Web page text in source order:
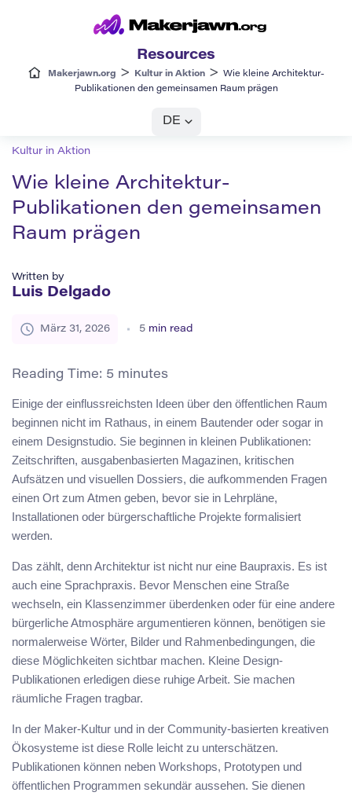
Resources
Makerjawn.org > Kultur in Aktion>
Wie kleine Architektur-
Publikationen den gemeinsamen Raum prägen
DE
Kultur in Aktion
Wie kleine Architektur-
Publikationen den gemeinsamen
Raum prägen
Written by
Luis Delgado
März 31, 2026 5 min read
Reading Time: 5 minutes
Einige der einflussreichsten Ideen über den öffentlichen Raum
beginnen nicht im Rathaus, in einem Bautender oder sogar in
einem Designstudio. Sie beginnen in kleinen Publikationen:
Zeitschriften, ausgabenbasierten Magazinen, kritischen
Aufsätzen und visuellen Dossiers, die aufkommenden Fragen
einen Ort zum Atmen geben, bevor sie in Lehrpläne,
Installationen oder bürgerschaftliche Projekte formalisiert
werden.
Das zählt, denn Architektur ist nicht nur eine Baupraxis. Es ist
auch eine Sprachpraxis. Bevor Menschen eine Straße
wechseln, ein Klassenzimmer überdenken oder für eine andere
bürgerliche Atmosphäre argumentieren können, benötigen sie
normalerweise Wörter, Bilder und Rahmenbedingungen, die
diese Möglichkeiten sichtbar machen. Kleine Design-
Publikationen erledigen diese ruhige Arbeit. Sie machen
räumliche Fragen tragbar.
In der Maker-Kultur und in der Community-basierten kreativen
Ökosysteme ist diese Rolle leicht zu unterschätzen.
Publikationen können neben Workshops, Prototypen und
öffentlichen Programmen sekundär aussehen. Sie dienen